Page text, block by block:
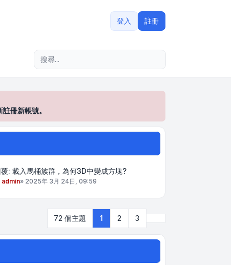
登入 註冊
冊新帳號。
覆: 載入馬桶族群，為何3D中變成方塊?
admin» 2025年 3月 24日, 09:59
72 個主題 1 2 3